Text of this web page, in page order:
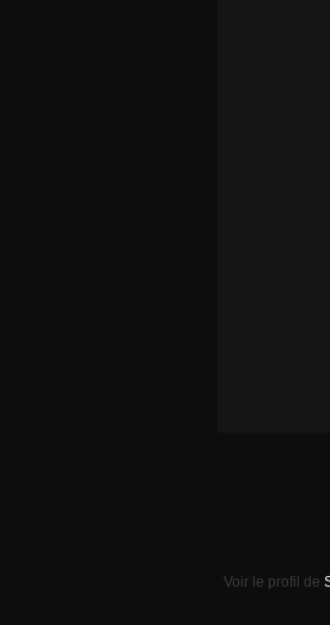
Voir le profil de